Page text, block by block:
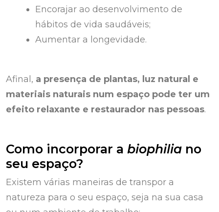
Encorajar ao desenvolvimento de
hábitos de vida saudáveis;
Aumentar a longevidade.
Afinal, a presença de plantas, luz natural e
materiais naturais num espaço pode ter um
efeito relaxante e restaurador nas pessoas.
Como incorporar a biophilia no
seu espaço?
Existem várias maneiras de transpor a
natureza para o seu espaço, seja na sua casa